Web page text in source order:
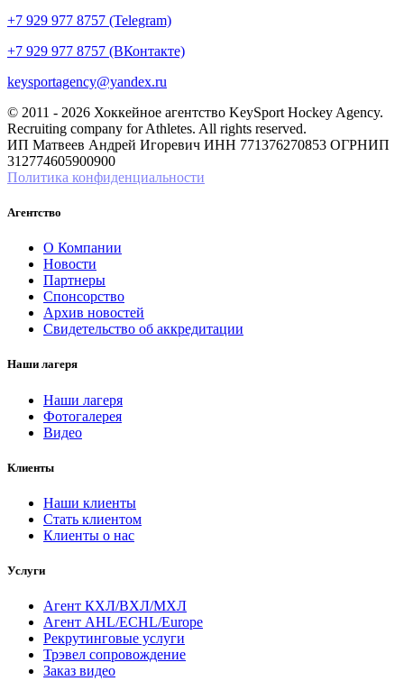
+7 929 977 8757 (Telegram)
+7 929 977 8757 (ВКонтакте)
keysportagency@yandex.ru
© 2011 - 2026 Хоккейное агентство KeySport Hockey Agency.
Recruiting company for Athletes. All rights reserved.
ИП Матвеев Андрей Игоревич ИНН 771376270853 ОГРНИП
312774605900900
Политика конфиденциальности
Агентство
О Компании
Новости
Партнеры
Спонсорство
Архив новостей
Свидетельство об аккредитации
Наши лагеря
Наши лагеря
Фотогалерея
Видео
Клиенты
Наши клиенты
Стать клиентом
Клиенты о нас
Услуги
Агент КХЛ/ВХЛ/МХЛ
Агент AHL/ECHL/Europe
Рекрутинговые услуги
Трэвел сопровождение
Заказ видео